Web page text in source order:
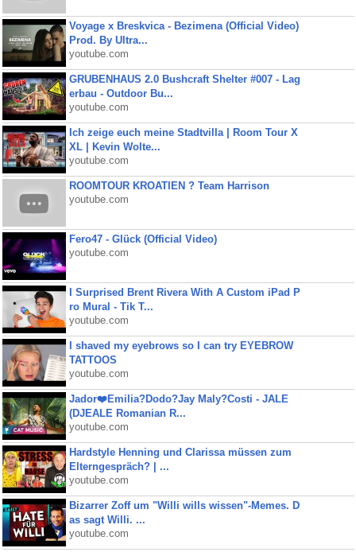
Voyage x Breskvica - Bezimena (Official Video)
Prod. By Ultra...
youtube.com
GRUBENHAUS 2.0 Bushcraft Shelter #007 - Lag
erbau - Outdoor Bu...
youtube.com
Ich zeige euch meine Stadtvilla | Room Tour X
XL | Kevin Wolte...
youtube.com
ROOMTOUR KROATIEN ? Team Harrison
youtube.com
Fero47 - Glück (Official Video)
youtube.com
I Surprised Brent Rivera With A Custom iPad P
ro Mural - Tik T...
youtube.com
I shaved my eyebrows so I can try EYEBROW
TATTOOS
youtube.com
Jador❤️Emilia?Dodo?Jay Maly?Costi - JALE
(DJEALE Romanian R...
youtube.com
Hardstyle Henning und Clarissa müssen zum
Elterngespräch? | ...
youtube.com
Bizarrer Zoff um "Willi wills wissen"-Memes. D
as sagt Willi. ...
youtube.com